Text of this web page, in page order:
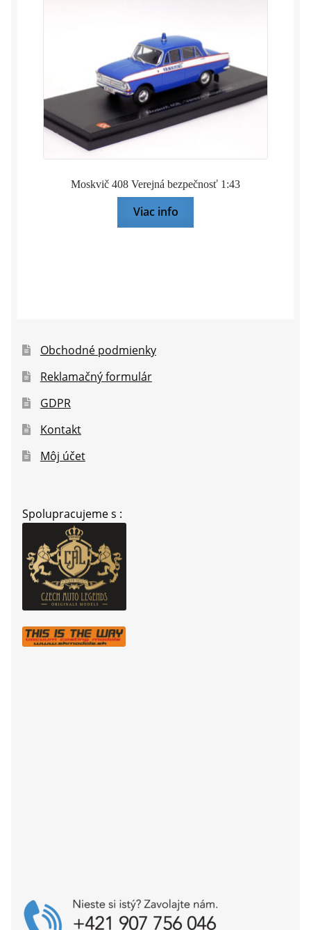
Moskvič 408 Verejná bezpečnosť 1:43
Viac info
Obchodné podmienky
Reklamačný formulár
GDPR
Kontakt
Môj účet
Spolupracujeme s :